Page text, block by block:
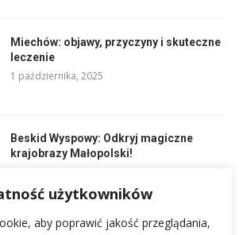
użytkowników
aby poprawić jakość przeglądania,
Miechów: objawy, przyczyny i skuteczne
leczenie
1 października, 2025
Beskid Wyspowy: Odkryj magiczne
krajobrazy Małopolski!